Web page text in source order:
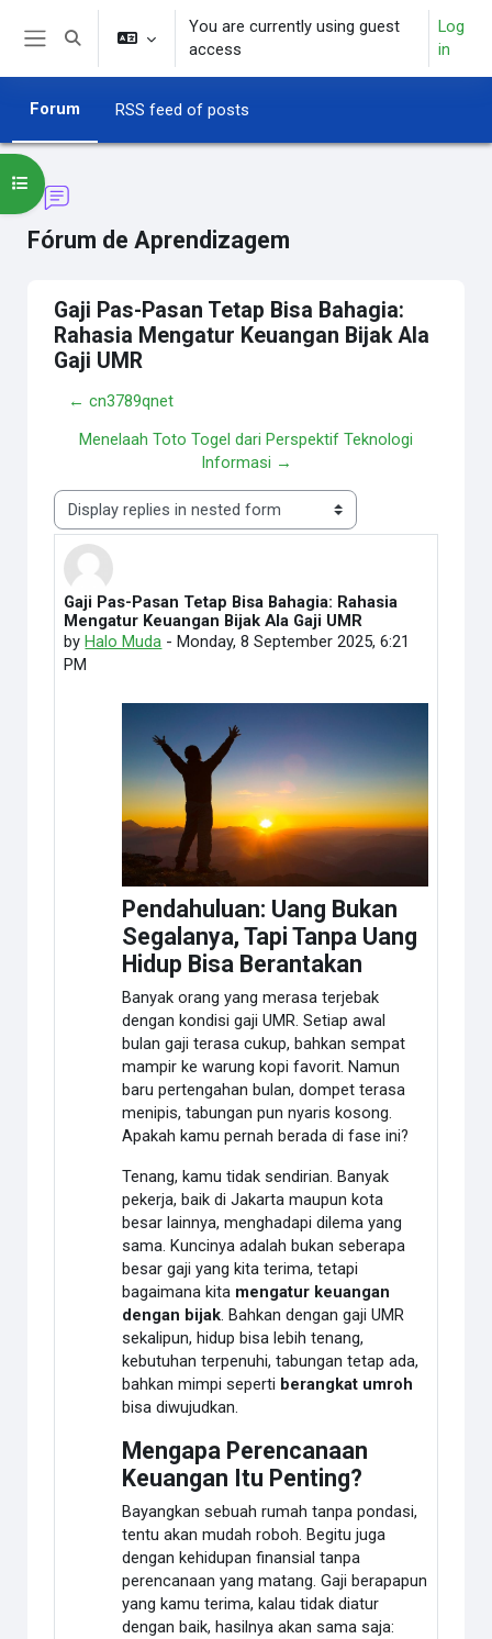
Skip to main content
Toggle search input
You are currently using guest
access
Log
in
Forum RSS feed of posts
Fórum de Aprendizagem
Open course index
Gaji Pas-Pasan Tetap Bisa Bahagia:
Rahasia Mengatur Keuangan Bijak Ala
Gaji UMR
← cn3789qnet
Menelaah Toto Togel dari Perspektif Teknologi
Informasi →
Display mode
Gaji Pas-Pasan Tetap Bisa Bahagia: Rahasia
Mengatur Keuangan Bijak Ala Gaji UMR
by Halo Muda - Monday, 8 September 2025, 6:21
PM
Number of replies: 36
Pendahuluan: Uang Bukan
Segalanya, Tapi Tanpa Uang
Hidup Bisa Berantakan
Banyak orang yang merasa terjebak
dengan kondisi gaji UMR. Setiap awal
bulan gaji terasa cukup, bahkan sempat
mampir ke warung kopi favorit. Namun
baru pertengahan bulan, dompet terasa
menipis, tabungan pun nyaris kosong.
Apakah kamu pernah berada di fase ini?
Tenang, kamu tidak sendirian. Banyak
pekerja, baik di Jakarta maupun kota
besar lainnya, menghadapi dilema yang
sama. Kuncinya adalah bukan seberapa
besar gaji yang kita terima, tetapi
bagaimana kita mengatur keuangan
dengan bijak. Bahkan dengan gaji UMR
sekalipun, hidup bisa lebih tenang,
kebutuhan terpenuhi, tabungan tetap ada,
bahkan mimpi seperti berangkat umroh
bisa diwujudkan.
Mengapa Perencanaan
Keuangan Itu Penting?
Bayangkan sebuah rumah tanpa pondasi,
tentu akan mudah roboh. Begitu juga
dengan kehidupan finansial tanpa
perencanaan yang matang. Gaji berapapun
yang kamu terima, kalau tidak diatur
dengan baik, hasilnya akan sama saja: